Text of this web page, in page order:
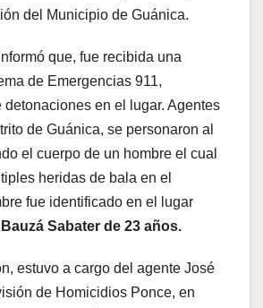
del Municipio de Guánica.
que, fue recibida una
de Emergencias 911,
detonaciones en el lugar. Agentes
de Guánica, se personaron al
el cuerpo de un hombre el cual
heridas de bala en el
fue identificado en el lugar
Sabater de 23 años.
estuvo a cargo del agente José
de Homicidios Ponce, en